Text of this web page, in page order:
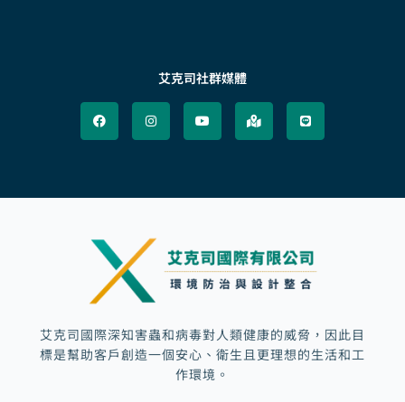
艾克司社群媒體
a
c
e
b
n
s
t
a
m
o
u
u
a
p
-
m
e
l
t
i
n
e
艾克司國際深知害蟲和病毒對人類健康的威脅，因此目
標是幫助客戶創造一個安心、衛生且更理想的生活和工
作環境。